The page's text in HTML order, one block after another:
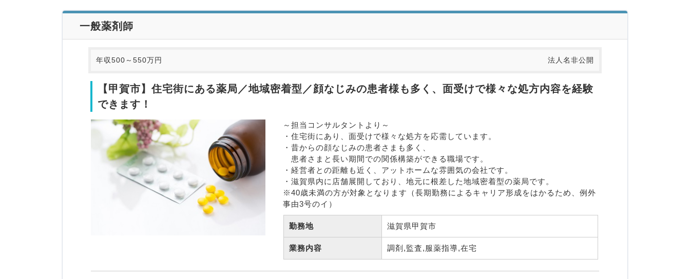
一般薬剤師
年収500～550万円 法人名非公開
【甲賀市】住宅街にある薬局／地域密着型／顔なじみの患者様も多く、面受けで様々な処方内容を経験
できます！
～担当コンサルタントより～
・住宅街にあり、面受けで様々な処方を応需しています。
・昔からの顔なじみの患者さまも多く、
患者さまと長い期間での関係構築ができる職場です。
・経営者との距離も近く、アットホームな雰囲気の会社です。
・滋賀県内に店舗展開しており、地元に根差した地域密着型の薬局です。
※40歳未満の方が対象となります（長期勤務によるキャリア形成をはかるため、例外
事由3号のイ）
勤務地 滋賀県甲賀市
業務内容 調剤,監査,服薬指導,在宅